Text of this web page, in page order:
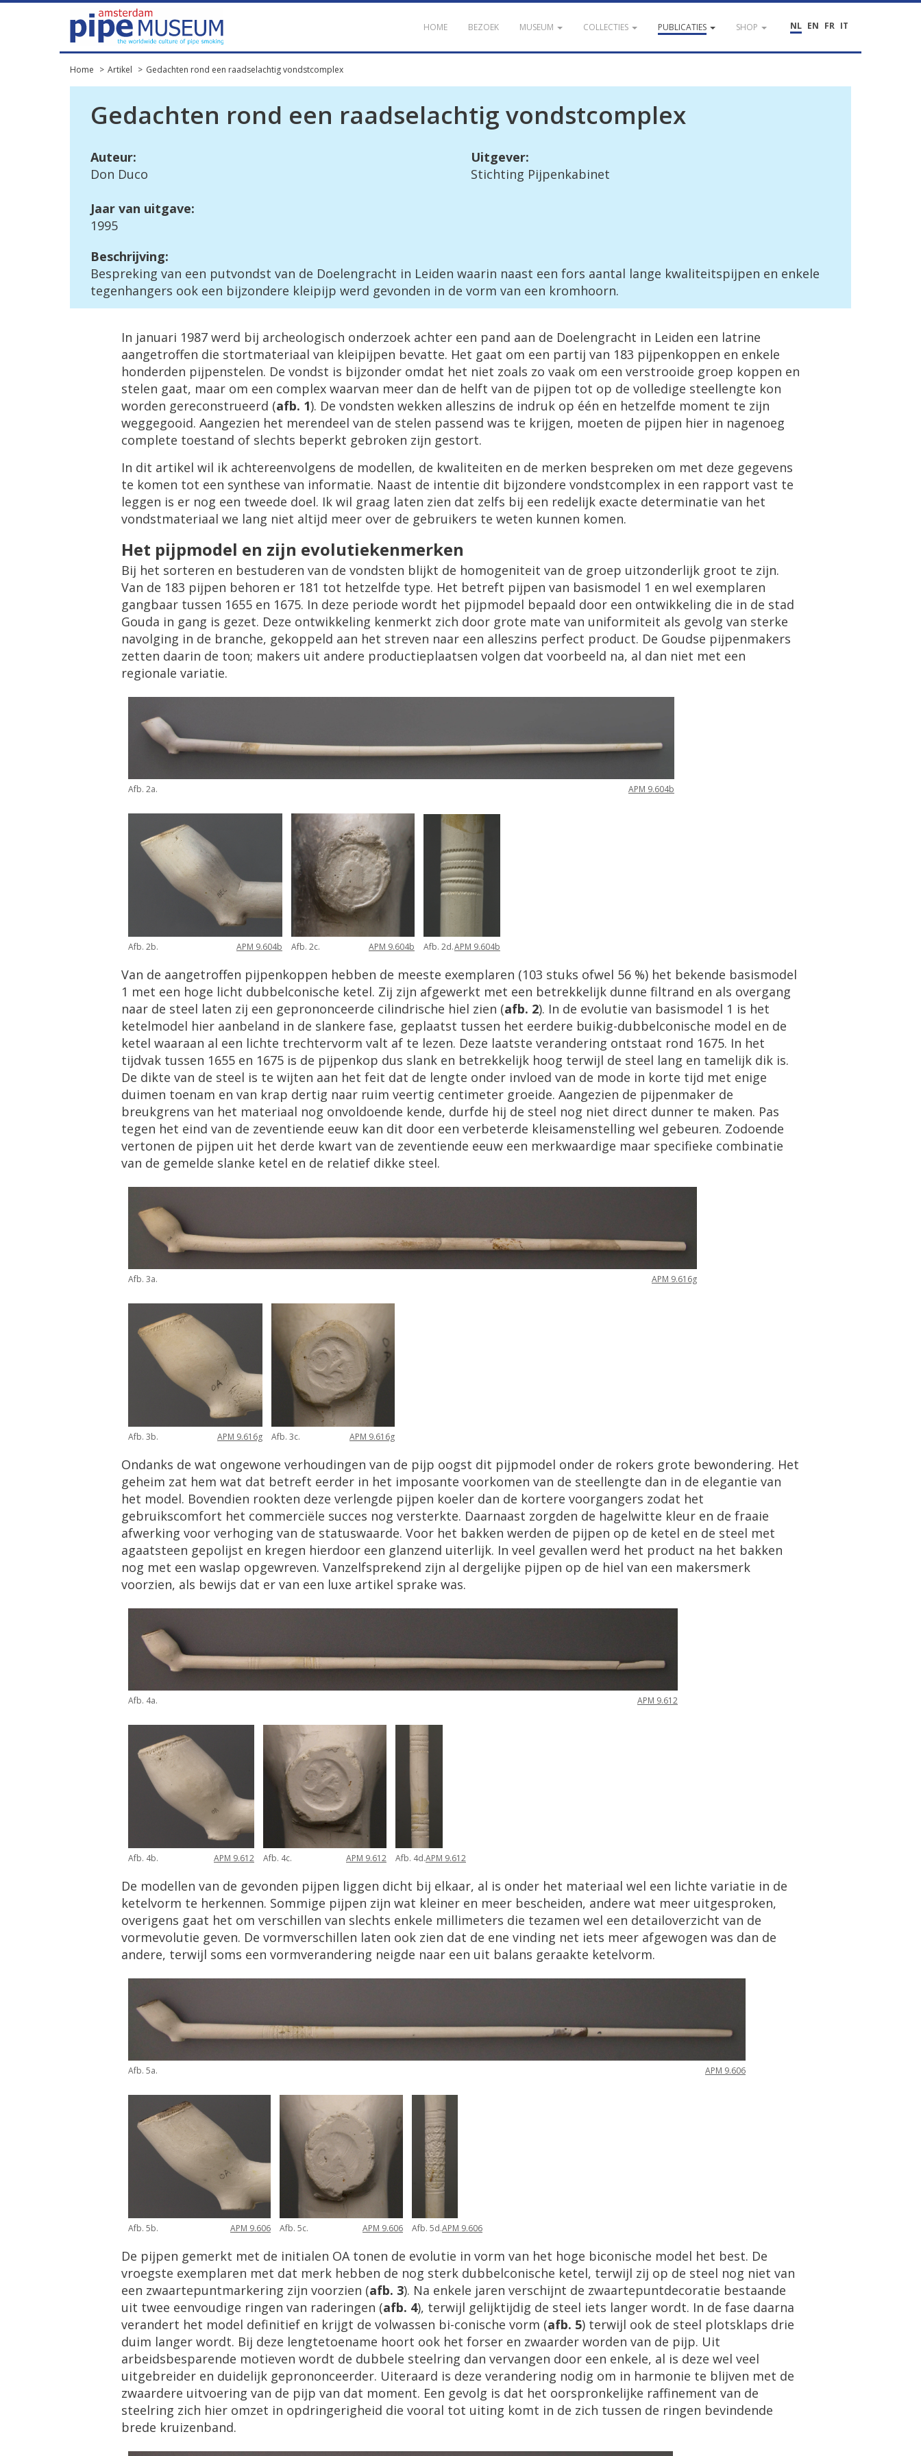
NL EN FR IT
HOME BEZOEK MUSEUM COLLECTIES PUBLICATIES SHOP
Home Artikel Gedachten rond een raadselachtig vondstcomplex
Gedachten rond een raadselachtig vondstcomplex
Auteur:
Don Duco
Jaar van uitgave:
1995
Uitgever:
Stichting Pijpenkabinet
Beschrijving:
Bespreking van een putvondst van de Doelengracht in Leiden waarin naast een fors aantal lange kwaliteitspijpen en enkele
tegenhangers ook een bijzondere kleipijp werd gevonden in de vorm van een kromhoorn.
In januari 1987 werd bij archeologisch onderzoek achter een pand aan de Doelengracht in Leiden een latrine
aangetroffen die stortmateriaal van kleipijpen bevatte. Het gaat om een partij van 183 pijpenkoppen en enkele
honderden pijpenstelen. De vondst is bijzonder omdat het niet zoals zo vaak om een verstrooide groep koppen en
stelen gaat, maar om een complex waarvan meer dan de helft van de pijpen tot op de volledige steellengte kon
worden gereconstrueerd (afb. 1). De vondsten wekken alleszins de indruk op één en hetzelfde moment te zijn
weggegooid. Aangezien het merendeel van de stelen passend was te krijgen, moeten de pijpen hier in nagenoeg
complete toestand of slechts beperkt gebroken zijn gestort.
In dit artikel wil ik achtereenvolgens de modellen, de kwaliteiten en de merken bespreken om met deze gegevens
te komen tot een synthese van informatie. Naast de intentie dit bijzondere vondstcomplex in een rapport vast te
leggen is er nog een tweede doel. Ik wil graag laten zien dat zelfs bij een redelijk exacte determinatie van het
vondstmateriaal we lang niet altijd meer over de gebruikers te weten kunnen komen.
Het pijpmodel en zijn evolutiekenmerken
Bij het sorteren en bestuderen van de vondsten blijkt de homogeniteit van de groep uitzonderlijk groot te zijn.
Van de 183 pijpen behoren er 181 tot hetzelfde type. Het betreft pijpen van basismodel 1 en wel exemplaren
gangbaar tussen 1655 en 1675. In deze periode wordt het pijpmodel bepaald door een ontwikkeling die in de stad
Gouda in gang is gezet. Deze ontwikkeling kenmerkt zich door grote mate van uniformiteit als gevolg van sterke
navolging in de branche, gekoppeld aan het streven naar een alleszins perfect product. De Goudse pijpenmakers
zetten daarin de toon; makers uit andere productieplaatsen volgen dat voorbeeld na, al dan niet met een
regionale variatie.
Afb. 2a. APM 9.604b
Afb. 2b. APM 9.604b Afb. 2c. APM 9.604b Afb. 2d.APM 9.604b
Van de aangetroffen pijpenkoppen hebben de meeste exemplaren (103 stuks ofwel 56 %) het bekende basismodel
1 met een hoge licht dubbelconische ketel. Zij zijn afgewerkt met een betrekkelijk dunne filtrand en als overgang
naar de steel laten zij een geprononceerde cilindrische hiel zien (afb. 2). In de evolutie van basismodel 1 is het
ketelmodel hier aanbeland in de slankere fase, geplaatst tussen het eerdere buikig-dubbelconische model en de
ketel waaraan al een lichte trechtervorm valt af te lezen. Deze laatste verandering ontstaat rond 1675. In het
tijdvak tussen 1655 en 1675 is de pijpenkop dus slank en betrekkelijk hoog terwijl de steel lang en tamelijk dik is.
De dikte van de steel is te wijten aan het feit dat de lengte onder invloed van de mode in korte tijd met enige
duimen toenam en van krap dertig naar ruim veertig centimeter groeide. Aangezien de pijpenmaker de
breukgrens van het materiaal nog onvoldoende kende, durfde hij de steel nog niet direct dunner te maken. Pas
tegen het eind van de zeventiende eeuw kan dit door een verbeterde kleisamenstelling wel gebeuren. Zodoende
vertonen de pijpen uit het derde kwart van de zeventiende eeuw een merkwaardige maar specifieke combinatie
van de gemelde slanke ketel en de relatief dikke steel.
Afb. 3a. APM 9.616g
Afb. 3b. APM 9.616g Afb. 3c. APM 9.616g
Ondanks de wat ongewone verhoudingen van de pijp oogst dit pijpmodel onder de rokers grote bewondering. Het
geheim zat hem wat dat betreft eerder in het imposante voorkomen van de steellengte dan in de elegantie van
het model. Bovendien rookten deze verlengde pijpen koeler dan de kortere voorgangers zodat het
gebruikscomfort het commerciële succes nog versterkte. Daarnaast zorgden de hagelwitte kleur en de fraaie
afwerking voor verhoging van de statuswaarde. Voor het bakken werden de pijpen op de ketel en de steel met
agaatsteen gepolijst en kregen hierdoor een glanzend uiterlijk. In veel gevallen werd het product na het bakken
nog met een waslap opgewreven. Vanzelfsprekend zijn al dergelijke pijpen op de hiel van een makersmerk
voorzien, als bewijs dat er van een luxe artikel sprake was.
Afb. 4a. APM 9.612
Afb. 4b. APM 9.612 Afb. 4c. APM 9.612 Afb. 4d.APM 9.612
De modellen van de gevonden pijpen liggen dicht bij elkaar, al is onder het materiaal wel een lichte variatie in de
ketelvorm te herkennen. Sommige pijpen zijn wat kleiner en meer bescheiden, andere wat meer uitgesproken,
overigens gaat het om verschillen van slechts enkele millimeters die tezamen wel een detailoverzicht van de
vormevolutie geven. De vormverschillen laten ook zien dat de ene vinding net iets meer afgewogen was dan de
andere, terwijl soms een vormverandering neigde naar een uit balans geraakte ketelvorm.
Afb. 5a. APM 9.606
Afb. 5b. APM 9.606 Afb. 5c. APM 9.606 Afb. 5d.APM 9.606
De pijpen gemerkt met de initialen OA tonen de evolutie in vorm van het hoge biconische model het best. De
vroegste exemplaren met dat merk hebben de nog sterk dubbelconische ketel, terwijl zij op de steel nog niet van
een zwaartepuntmarkering zijn voorzien (afb. 3). Na enkele jaren verschijnt de zwaartepuntdecoratie bestaande
uit twee eenvoudige ringen van raderingen (afb. 4), terwijl gelijktijdig de steel iets langer wordt. In de fase daarna
verandert het model definitief en krijgt de volwassen bi-conische vorm (afb. 5) terwijl ook de steel plotsklaps drie
duim langer wordt. Bij deze lengtetoename hoort ook het forser en zwaarder worden van de pijp. Uit
arbeidsbesparende motieven wordt de dubbele steelring dan vervangen door een enkele, al is deze wel veel
uitgebreider en duidelijk geprononceerder. Uiteraard is deze verandering nodig om in harmonie te blijven met de
zwaardere uitvoering van de pijp van dat moment. Een gevolg is dat het oorspronkelijke raffinement van de
steelring zich hier omzet in opdringerigheid die vooral tot uiting komt in de zich tussen de ringen bevindende
brede kruizenband.